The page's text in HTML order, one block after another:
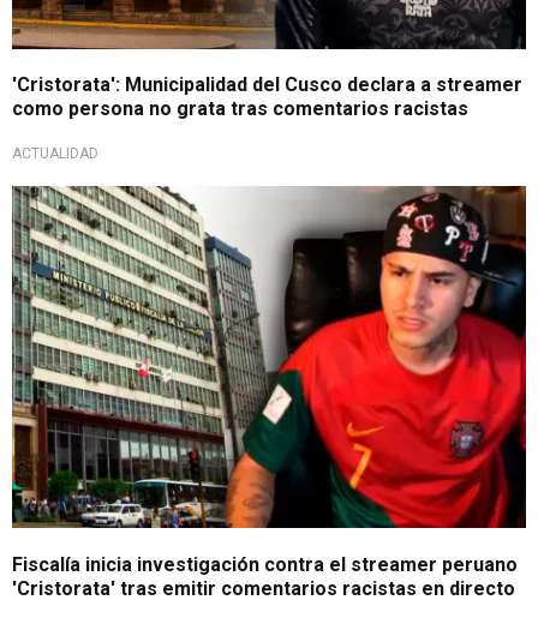
'Cristorata': Municipalidad del Cusco declara a streamer
como persona no grata tras comentarios racistas
ACTUALIDAD
Acción judicial
Fiscalía inicia investigación contra el streamer peruano
'Cristorata' tras emitir comentarios racistas en directo